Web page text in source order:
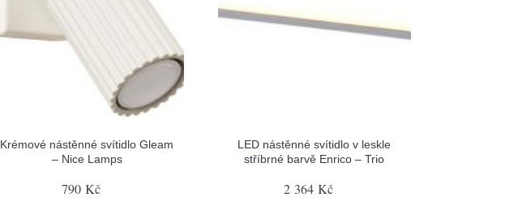
Krémové nástěnné svítidlo Gleam
– Nice Lamps
790 Kč
LED nástěnné svítidlo v leskle
stříbrné barvě Enrico – Trio
2 364 Kč